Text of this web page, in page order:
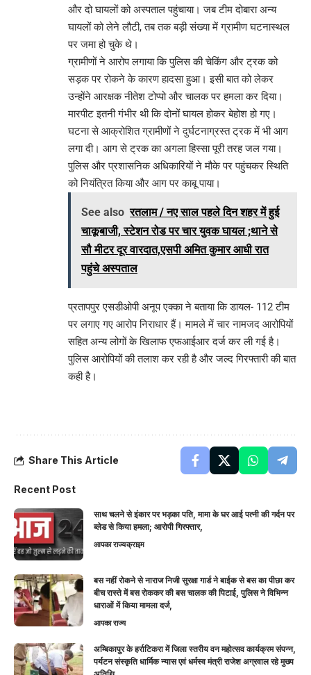
और दो घायलों को अस्पताल पहुंचाया। जब टीम दोबारा अन्य
घायलों को लेने लौटी, तब तक बड़ी संख्या में ग्रामीण घटनास्थल
पर जमा हो चुके थे।
ग्रामीणों ने आरोप लगाया कि पुलिस की चेकिंग और ट्रक को
सड़क पर रोकने के कारण हादसा हुआ। इसी बात को लेकर
उन्होंने आरक्षक नीतेश टोप्पो और चालक पर हमला कर दिया।
मारपीट इतनी गंभीर थी कि दोनों घायल होकर बेहोश हो गए।
घटना से आक्रोशित ग्रामीणों ने दुर्घटनाग्रस्त ट्रक में भी आग
लगा दी। आग से ट्रक का अगला हिस्सा पूरी तरह जल गया।
पुलिस और प्रशासनिक अधिकारियों ने मौके पर पहुंचकर स्थिति
को नियंत्रित किया और आग पर काबू पाया।
See also रतलाम / नए साल पहले दिन शहर में हुई
चाकूबाजी, स्टेशन रोड पर चार युवक घायल ;थाने से
सौ मीटर दूर वारदात,एसपी अमित कुमार आधी रात
पहुंचे अस्पताल
प्रतापपुर एसडीओपी अनूप एक्का ने बताया कि डायल- 112 टीम
पर लगाए गए आरोप निराधार हैं। मामले में चार नामजद आरोपियों
सहित अन्य लोगों के खिलाफ एफआईआर दर्ज कर ली गई है।
पुलिस आरोपियों की तलाश कर रही है और जल्द गिरफ्तारी की बात
कही है।
Share This Article
Recent Post
साथ चलने से इंकार पर भड़का पति, मामा के घर आई पत्नी की गर्दन पर
ब्लेड से किया हमला; आरोपी गिरफ्तार,
आपका राज्यक्राइम
बस नहीं रोकने से नाराज निजी सुरक्षा गार्ड ने बाईक से बस का पीछा कर
बीच रास्ते में बस रोककर की बस चालक की पिटाई, पुलिस ने विभिन्न
धाराओं में किया मामला दर्ज,
आपका राज्य
अम्बिकापुर के हर्राटिकरा में जिला स्तरीय वन महोत्सव कार्यक्रम संपन्न,
पर्यटन संस्कृति धार्मिक न्यास एवं धर्मस्व मंत्री राजेश अग्रवाल रहे मुख्य